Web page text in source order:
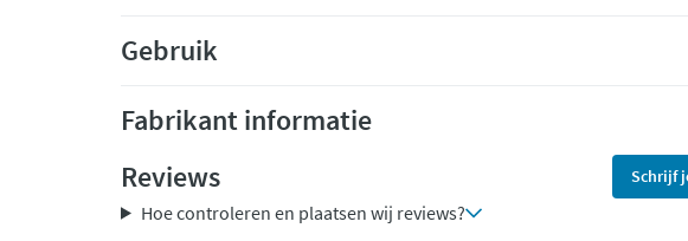
Gebruik
Fabrikant informatie
Reviews
Schrijf
Hoe controleren en plaatsen wij reviews?